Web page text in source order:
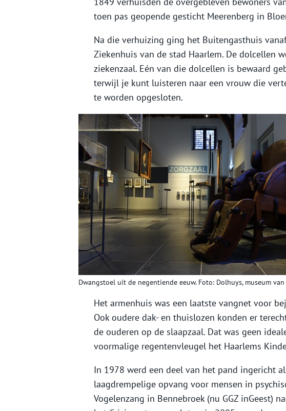
toen pas geopende gesticht Meerenberg in
Na die verhuizing ging het Buitengasthuis
Ziekenhuis van de stad Haarlem. De dolcellen
ziekenzaal. Eén van die dolcellen is bewaard
terwijl je kunt luisteren naar een vrouw die
te worden opgesloten.
Dwangstoel uit de negentiende eeuw. Foto: Dolhuys, museum
Het armenhuis was een laatste vangnet voor
Ook oudere dak- en thuislozen konden er
de ouderen op de slaapzaal. Dat was geen
voormalige regentenvleugel het Haarlems
In 1978 werd een deel van het pand ingericht
laagdrempelige opvang voor mensen in
Vogelenzang in Bennebroek (nu GGZ inGeest)